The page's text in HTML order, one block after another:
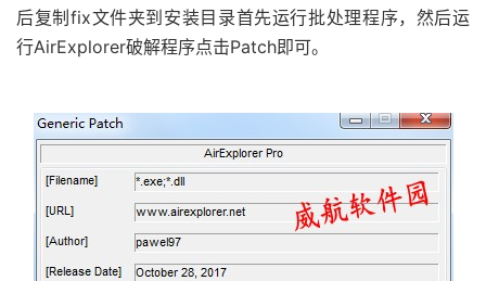
后复制fix文件夹到安装目录首先运行批处理程序，然后运
行AirExplorer破解程序点击Patch即可。